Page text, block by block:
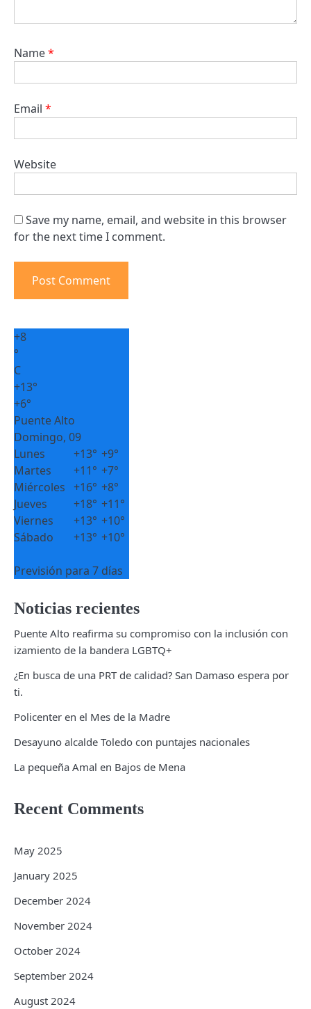
Name*
Email *
Website
Save my name, email, and website in this browser
for the next time I comment.
+8
°
C
+13°
+6°
Puente Alto
Domingo, 09
Lunes
+13° +9°
Martes
+11° +7°
Miércoles +16° +8°
Jueves
+18° +11°
Viernes
+13° +10°
Sábado
+13° +10°
Previsión para 7 días
Noticias recientes
Puente Alto reafirma su compromiso con la inclusión con
izamiento de la bandera LGBTQ+
¿En busca de una PRT de calidad? San Damaso espera por
ti.
Policenter en el Mes de la Madre
Desayuno alcalde Toledo con puntajes nacionales
La pequeña Amal en Bajos de Mena
Recent Comments
May 2025
January 2025
December 2024
November 2024
October 2024
September 2024
August 2024